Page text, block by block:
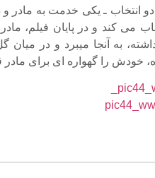
انتخاب ـ یکی خدمت به
می کند و در پایان فیلم،
به آنجا می‏برد و در میان
خودش را گهواره ای برای مادر